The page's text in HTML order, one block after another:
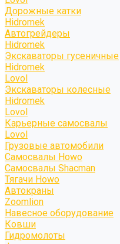
Дорожные катки
Hidromek
Автогрейдеры
Hidromek
Экскаваторы гусеничные
Hidromek
Lovol
Экскаваторы колесные
Hidromek
Lovol
Карьерные самосвалы
Lovol
Грузовые автомобили
Самосвалы Howo
Самосвалы Shacman
Тягачи Howo
Автокраны
Zoomlion
Навесное оборудование
Ковши
Гидромолоты